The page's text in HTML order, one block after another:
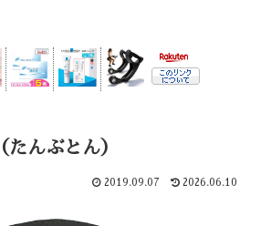
んぶとん）
2019.09.07 2026.06.10